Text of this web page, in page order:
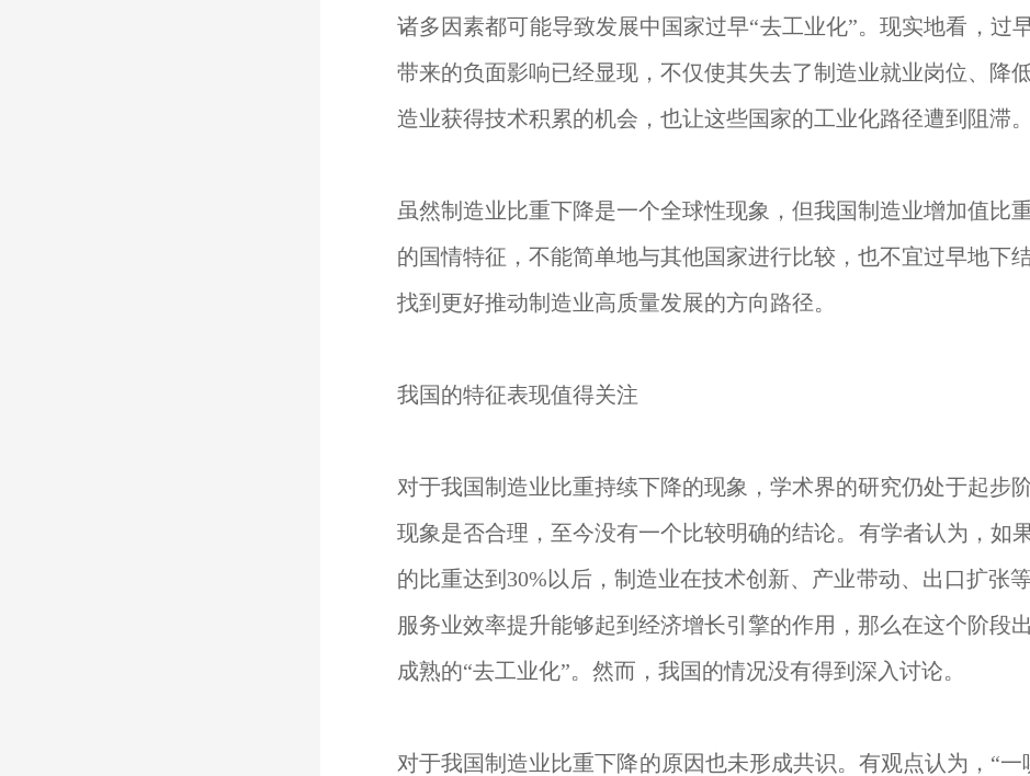
诸多因素都可能导致发展中国家过早“去工业化”。现实地看，过
带来的负面影响已经显现，不仅使其失去了制造业就业岗位、降
造业获得技术积累的机会，也让这些国家的工业化路径遭到阻滞。
虽然制造业比重下降是一个全球性现象，但我国制造业增加值比
的国情特征，不能简单地与其他国家进行比较，也不宜过早地下
找到更好推动制造业高质量发展的方向路径。
我国的特征表现值得关注
对于我国制造业比重持续下降的现象，学术界的研究仍处于起步
现象是否合理，至今没有一个比较明确的结论。有学者认为，如
的比重达到30%以后，制造业在技术创新、产业带动、出口扩张
服务业效率提升能够起到经济增长引擎的作用，那么在这个阶段
成熟的“去工业化”。然而，我国的情况没有得到深入讨论。
对于我国制造业比重下降的原因也未形成共识。有观点认为，“